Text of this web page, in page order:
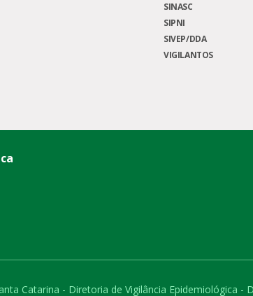
SINASC
SIPNI
SIVEP/DDA
VIGILANTOS
Catarina - Diretoria de Vigilância Epidemiológica